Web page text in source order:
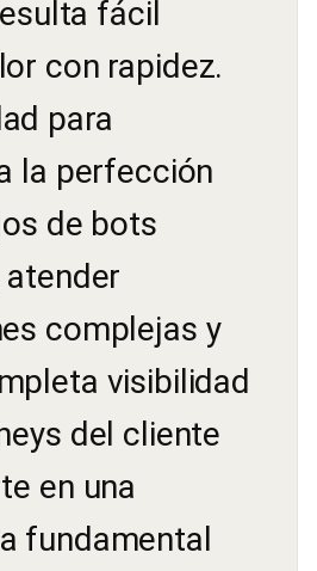
fácil
con rapidez.
para
la perfección
de bots
complejas y
visibilidad
del cliente
en una
fundamental